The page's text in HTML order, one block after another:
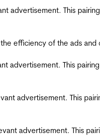
advertisement. This
efficiency of the ads
advertisement. This
advertisement. This
advertisement. This